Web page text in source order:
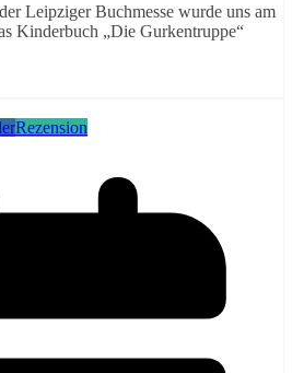
Leipziger Buchmesse wurde uns am
Kinderbuch „Die Gurkentruppe“
Rezension